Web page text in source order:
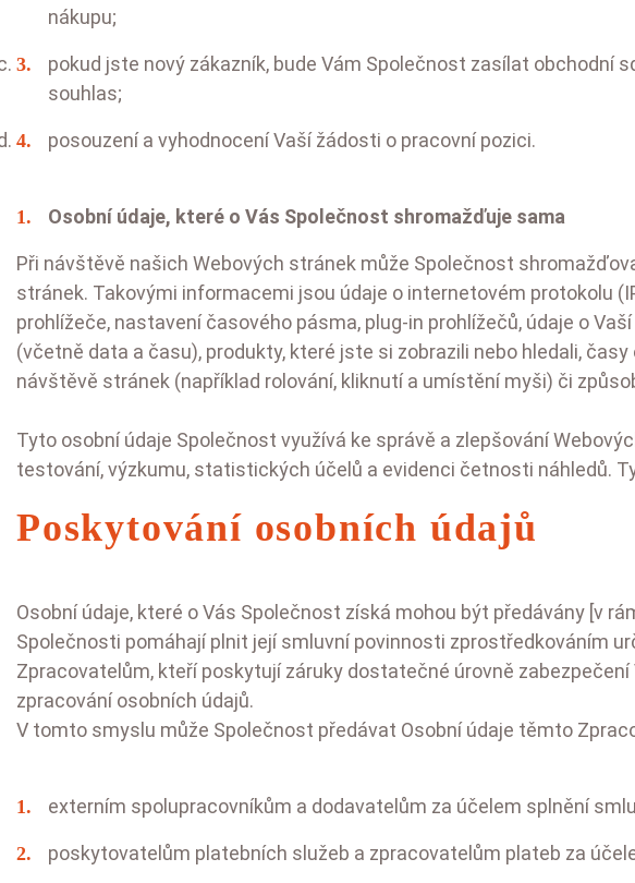
nákupu;
pokud jste nový zákazník, bude Vám Společnost zasílat obchodní
souhlas;
posouzení a vyhodnocení Vaší žádosti o pracovní pozici.
Osobní údaje, které o Vás Společnost shromažďuje sama
Při návštěvě našich Webových stránek může Společnost
stránek. Takovými informacemi jsou údaje o internetovém protokolu
prohlížeče, nastavení časového pásma, plug-in prohlížečů, údaje o
(včetně data a času), produkty, které jste si zobrazili nebo hledali,
návštěvě stránek (například rolování, kliknutí a umístění myši) či
Tyto osobní údaje Společnost využívá ke správě a zlepšování
testování, výzkumu, statistických účelů a evidenci četnosti náhledů.
Poskytování osobních údajů
Osobní údaje, které o Vás Společnost získá mohou být předávány [v
Společnosti pomáhají plnit její smluvní povinnosti zprostředkováním
Zpracovatelům, kteří poskytují záruky dostatečné úrovně
zpracování osobních údajů.
V tomto smyslu může Společnost předávat Osobní údaje těmto
externím spolupracovníkům a dodavatelům za účelem splnění
poskytovatelům platebních služeb a zpracovatelům plateb za